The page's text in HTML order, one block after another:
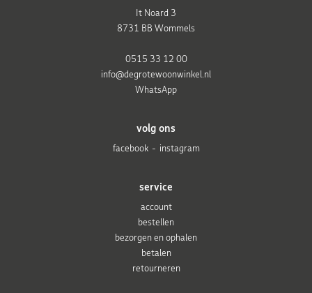
service
account
bestellen
bezorgen en ophalen
betalen
retourneren
volg ons
facebook
instagram
It Noard 3
8731 BB Wommels
0515 33 12 00
info@degrotewoonwinkel.nl
WhatsApp